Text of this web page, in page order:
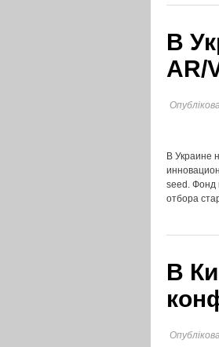
В
AR/
В Украине
seed. Фонд
отбора
В